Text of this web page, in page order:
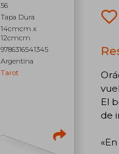
56
Tapa Dura
14cmcm x
12cmcm
9786316541345
Argentina
Tarot
El
de